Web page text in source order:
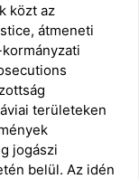
közt az
átmeneti
területeken
jogászi
belül. Az idén